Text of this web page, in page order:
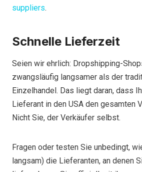
suppliers.
Schnelle Lieferzeit
Seien wir ehrlich: Dropshipping-
zwangsläufig langsamer als der
Einzelhandel. Das liegt daran, dass
Lieferant in den USA den gesamten
Nicht Sie, der Verkäufer selbst.
Fragen oder testen Sie unbedingt,
langsam) die Lieferanten, an denen